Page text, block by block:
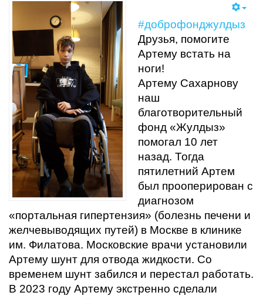
#доброфонджулдыз
Друзья, помогите
Артему встать на
ноги!
Артему Сахарнову
наш
благотворительный
фонд «Жулдыз»
помогал 10 лет
назад. Тогда
пятилетний Артем
был прооперирован с
диагнозом
«портальная гипертензия» (болезнь печени и
желчевыводящих путей) в Москве в клинике
им. Филатова. Московские врачи установили
Артему шунт для отвода жидкости. Со
временем шунт забился и перестал работать.
В 2023 году Артему экстренно сделали